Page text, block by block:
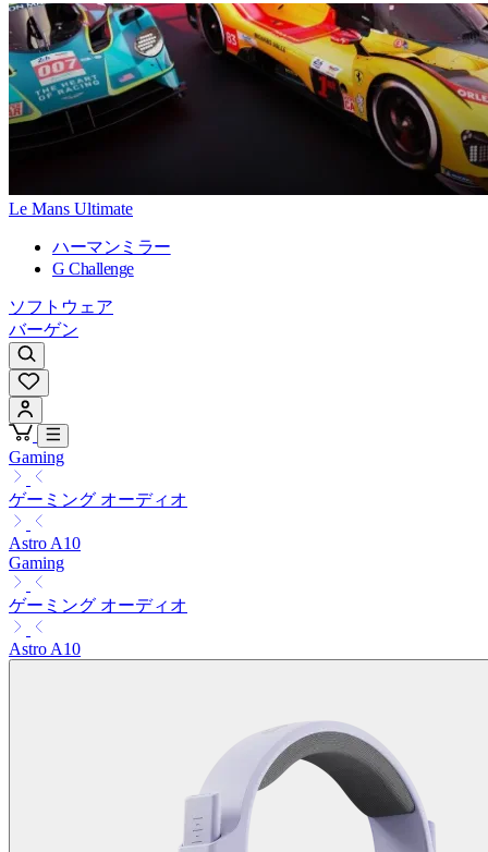
Le Mans Ultimate
ハーマンミラー
G Challenge
ソフトウェア
バーゲン
Gaming
ゲーミング オーディオ
Astro A10
Gaming
ゲーミング オーディオ
Astro A10